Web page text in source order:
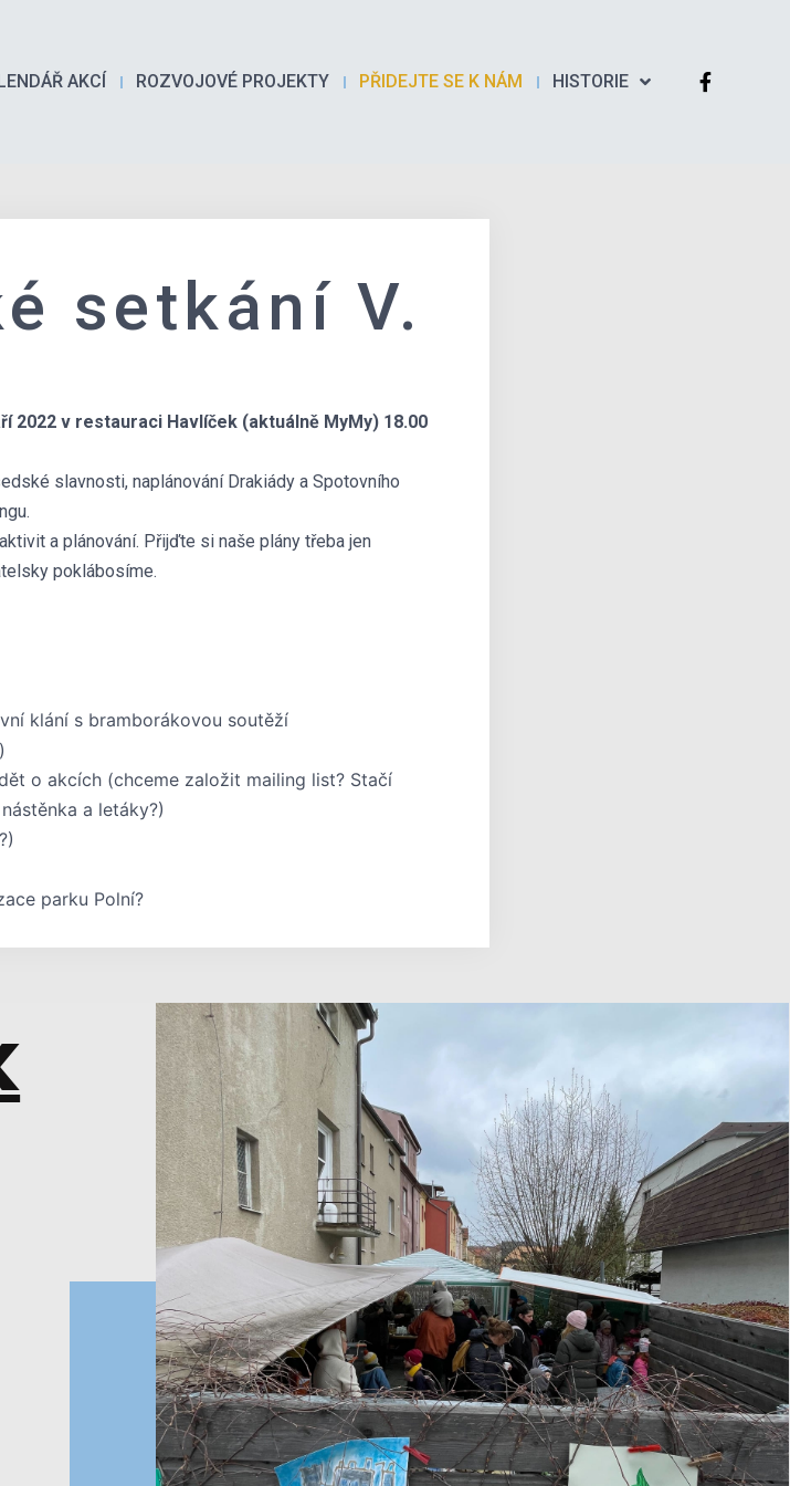
AKCÍ ROZVOJOVÉ PROJEKTY PŘIDEJTE SE K NÁM HISTORIE
setkání V.
2022 v restauraci Havlíček (aktuálně MyMy) 18.00
slavnosti, naplánování Drakiády a Spotovního
a plánování. Přijďte si naše plány třeba jen
poklábosíme.
klání s bramborákovou soutěží
o akcích (chceme založit mailing list? Stačí
a letáky?)
parku Polní?